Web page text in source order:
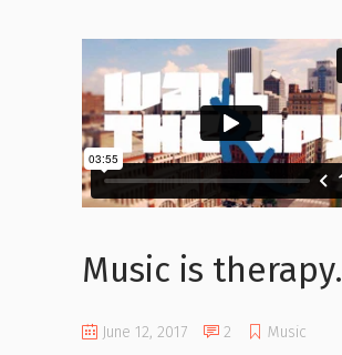
Music is therapy.
June 12, 2017 2 Music